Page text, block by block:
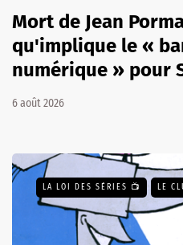
Mort de Jean
qu'implique le «
numérique » pour
6 août 2026
LA LOI DES SÉRIES 📺 LE